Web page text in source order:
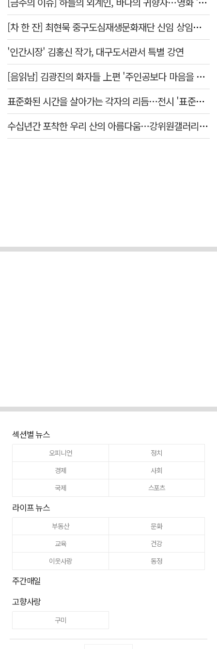
[차 한 잔] 최현묵 중구도심재생문화재단 신임 상임이사 "서문시장·경상감영 등 지역 자원 활용…문화의 일상화"
'인간시장' 김홍신 작가, 대구도서관서 특별 강연
[음읽남] 김광진의 화자들 上편 '주인공보다 마음을 쓴 사람'
표준화된 시간을 살아가는 각자의 리듬…전시 '표준시차'
수십년간 포착한 우리 산의 아름다움…강위원갤러리 '팔공·지리展' 개최
섹션별 뉴스
오피니언
정치
경제
사회
국제
스포츠
라이프 뉴스
부동산
문화
교육
건강
이웃사랑
동정
주간매일
고향사랑
구미